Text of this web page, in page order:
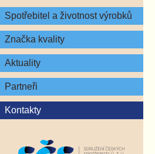
Spotřebitel a životnost výrobků
Značka kvality
Aktuality
Partneři
Kontakty